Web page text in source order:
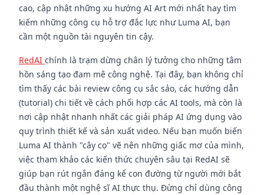
cao, cập nhật những xu hướng AI Art mới nhất hay tìm
kiếm những công cụ hỗ trợ đắc lực như Luma AI, bạn
cần một nguồn tài nguyên tin cậy.
RedAI chính là trạm dừng chân lý tưởng cho những tâm
hồn sáng tạo đam mê công nghệ. Tại đây, bạn không chỉ
tìm thấy các bài review công cụ sắc sảo, các hướng dẫn
(tutorial) chi tiết về cách phối hợp các AI tools, mà còn là
nơi cập nhật nhanh nhất các giải pháp AI ứng dụng vào
quy trình thiết kế và sản xuất video. Nếu bạn muốn biến
Luma AI thành "cây cọ" vẽ nên những giấc mơ của mình,
việc tham khảo các kiến thức chuyên sâu tại RedAI sẽ
giúp bạn rút ngắn đáng kể con đường từ người mới bắt
đầu thành một nghệ sĩ AI thực thụ. Đừng chỉ dùng công